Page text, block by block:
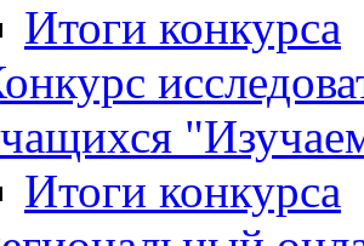
Итоги конкурса
Итоги конкурса